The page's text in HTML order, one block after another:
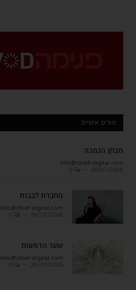
טורים אישיים
מבחן הגמבה
info@chief-digital.com
מחברת לבבות
info@chief-digital.com
שער הדמעות
info@chief-digital.com